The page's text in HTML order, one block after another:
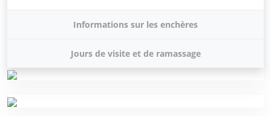
Informations sur les enchères
Jours de visite et de ramassage